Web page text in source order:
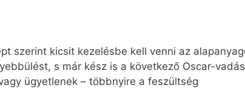
szerint kicsit kezelésbe kell venni az
s már kész is a következő Oscar-
ügyetlenek – többnyire a feszültség